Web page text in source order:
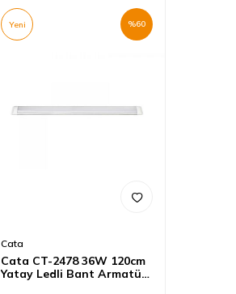
%60
Yeni
Cata
Cata CT-2478 36W 120cm
Yatay Ledli Bant Armatür